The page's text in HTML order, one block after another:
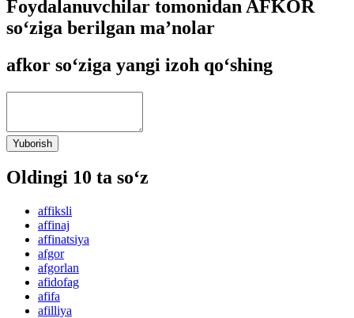
Foydalanuvchilar tomonidan AFKOR
so‘ziga berilgan ma’nolar
afkor so‘ziga yangi izoh qo‘shing
Yuborish
Oldingi 10 ta so‘z
affiksli
affinaj
affinatsiya
afgor
afgorlan
afidofag
afifa
afilliya